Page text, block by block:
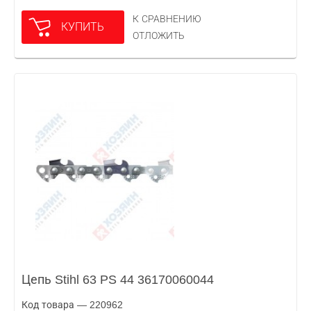
КУПИТЬ
К СРАВНЕНИЮ
ОТЛОЖИТЬ
Цепь Stihl 63 PS 44 36170060044
Код товара — 220962